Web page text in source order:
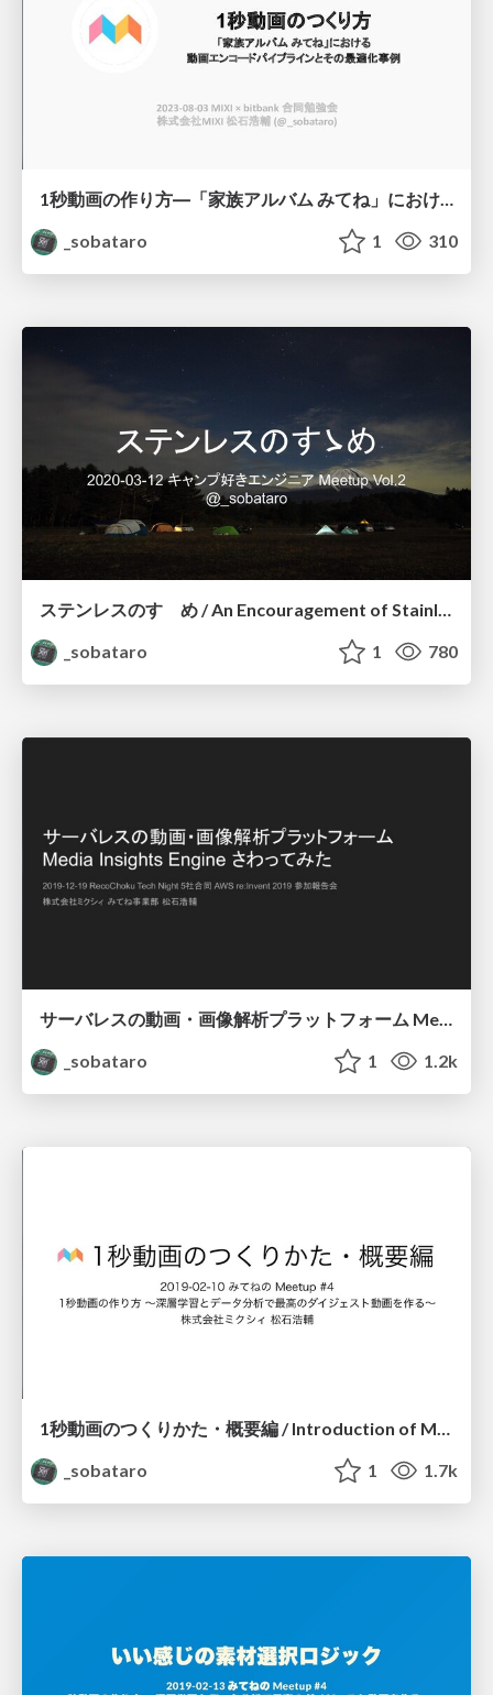
1秒動画の作り方―「家族アルバム みてね」における 動画エンコードパイプラインとその最適化事例 / 1s Movie Under the Hood
_sobataro
1 310
_sobataro
1 780
サーバレスの動画・画像解析プラットフォーム Media Insights Engine さわってみた / Introduce Media Insights Engine: a serverless media analysis framework
_sobataro
1 1.2k
1秒動画のつくりかた・概要編 / Introduction of Mitene Meetup #4
_sobataro
1 1.7k